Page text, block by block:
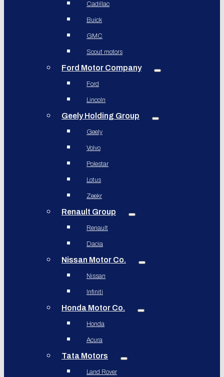
Cadillac
Buick
GMC
Scout motors
Ford Motor Company
Ford
Lincoln
Geely Holding Group
Geely
Volvo
Polestar
Lotus
Zeekr
Renault Group
Renault
Dacia
Nissan Motor Co.
Nissan
Infiniti
Honda Motor Co.
Honda
Acura
Tata Motors
Land Rover